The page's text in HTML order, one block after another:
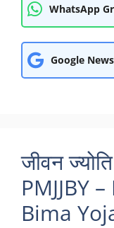
WhatsApp
Google News
जीवन
PMJJBY
Bima